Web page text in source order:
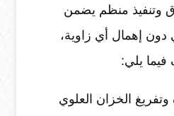
وتنفيذ منظم يضمن
إهمال أي زاوية،
يلي:
الخزان العلوي